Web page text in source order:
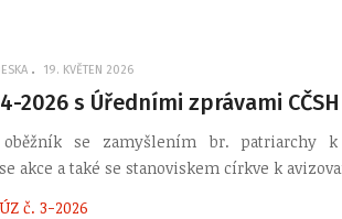
19. KVĚTEN 2026
2026 s Úředními zprávami
se zamyšlením br. patriarchy k
akce a také se stanoviskem církve k
č. 3-2026